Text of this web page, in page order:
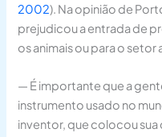
2002). Na opinião de
prejudicou a entrada de
os animais ou para o setor
— É importante que a
instrumento usado no
inventor, que colocou